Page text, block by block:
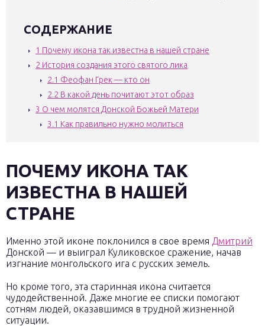
СОДЕРЖАНИЕ
1 Почему икона так известна в нашей стране
2 История создания этого святого лика
2.1 Феофан Грек — кто он
2.2 В какой день почитают этот образ
3 О чем молятся Донской Божьей Матери
3.1 Как правильно нужно молиться
ПОЧЕМУ ИКОНА ТАК
ИЗВЕСТНА В НАШЕЙ
СТРАНЕ
Именно этой иконе поклонился в свое время Дмитрий
Донской — и выиграл Куликовское сражение, начав
изгнание монгольского ига с русских земель.
Но кроме того, эта старинная икона считается
чудодейственной. Даже многие ее списки помогают
сотням людей, оказавшимся в трудной жизненной
ситуации.